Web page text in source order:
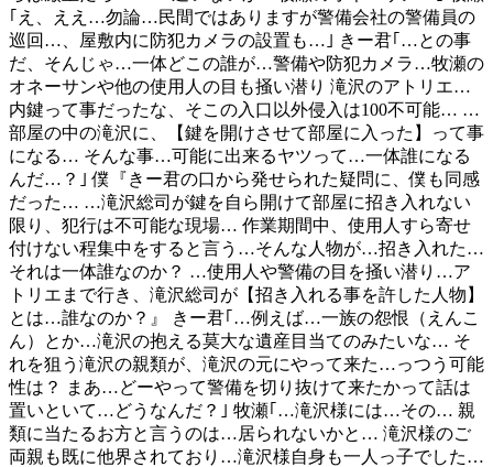
｢え、ええ…勿論…民間ではありますが警備会社の警備員の
巡回…、屋敷内に防犯カメラの設置も…｣ きー君｢…との事
だ、そんじゃ…一体どこの誰が…警備や防犯カメラ…牧瀬の
オネーサンや他の使用人の目も掻い潜り 滝沢のアトリエ…
内鍵って事だったな、そこの入口以外侵入は100不可能… …
部屋の中の滝沢に、【鍵を開けさせて部屋に入った】って事
になる… そんな事…可能に出来るヤツって…一体誰になる
んだ…？｣ 僕『きー君の口から発せられた疑問に、僕も同感
だった… …滝沢総司が鍵を自ら開けて部屋に招き入れない
限り、犯行は不可能な現場… 作業期間中、使用人すら寄せ
付けない程集中をすると言う…そんな人物が…招き入れた…
それは一体誰なのか？ …使用人や警備の目を掻い潜り…ア
トリエまで行き、滝沢総司が【招き入れる事を許した人物】
とは…誰なのか？』 きー君｢…例えば…一族の怨恨（えんこ
ん）とか…滝沢の抱える莫大な遺産目当てのみたいな… そ
れを狙う滝沢の親類が、滝沢の元にやって来た…っつう可能
性は？ まあ…どーやって警備を切り抜けて来たかって話は
置いといて…どうなんだ？｣ 牧瀬｢…滝沢様には…その… 親
類に当たるお方と言うのは…居られないかと… 滝沢様のご
両親も既に他界されており…滝沢様自身も一人っ子でした…